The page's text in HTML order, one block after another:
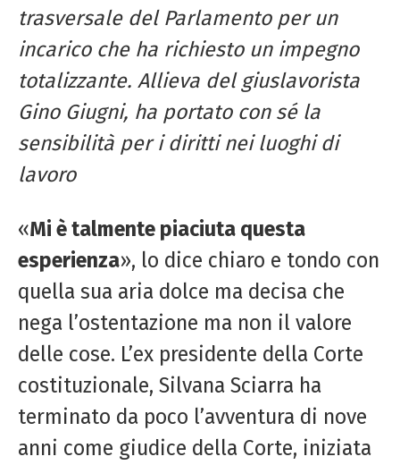
trasversale del Parlamento per un
incarico che ha richiesto un impegno
totalizzante. Allieva del giuslavorista
Gino Giugni, ha portato con sé la
sensibilità per i diritti nei luoghi di
lavoro
«Mi è talmente piaciuta questa
esperienza», lo dice chiaro e tondo con
quella sua aria dolce ma decisa che
nega l’ostentazione ma non il valore
delle cose. L’ex presidente della Corte
costituzionale, Silvana Sciarra ha
terminato da poco l’avventura di nove
anni come giudice della Corte, iniziata